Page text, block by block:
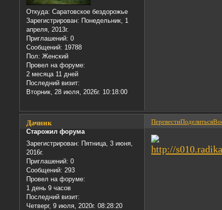
Откуда: Саратовское бездорожье
Зарегистрирован: Понедельник, 1
апреля, 2013г.
Приглашений: 0
Сообщений: 19788
Пол: Женский
Провел на форуме:
2 месяца 11 дней
Последний визит:
Вторник, 28 июля, 2026г. 10:18:00
ПеревестиПоделиться
Дачник
Старожил форума
Зарегистрирован: Пятница, 3 июня,
2016г.
Приглашений: 0
Сообщений: 293
Провел на форуме:
1 день 9 часов
Последний визит:
Четверг, 9 июля, 2020г. 08:28:20